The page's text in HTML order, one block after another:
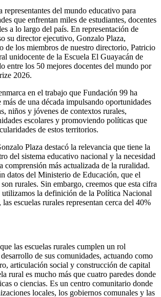
representantes del mundo educativo para
que enfrentan miles de estudiantes, docentes
a lo largo del país. En representación de
su director ejecutivo, Gonzalo Plaza,
de los miembros de nuestro directorio, Patricio
unidocente de la Escuela El Guayacán de
entre los 50 mejores docentes del mundo por
2026.
en el trabajo que Fundación 99 ha
de una década impulsando oportunidades
niños y jóvenes de contextos rurales,
escolares y promoviendo políticas que
de estos territorios.
Plaza destacó la relevancia que tiene la
del sistema educativo nacional y la necesidad
comprensión más actualizada de la ruralidad.
datos del Ministerio de Educación, que el
rurales. Sin embargo, creemos que esta cifra
utilizamos la definición de la Política Nacional
escuelas rurales representan cerca del 40%
las escuelas rurales cumplen un rol
de sus comunidades, actuando como
articulación social y construcción de capital
rural es mucho más que cuatro paredes donde
o ciencias. Es un centro comunitario donde
locales, los gobiernos comunales y las